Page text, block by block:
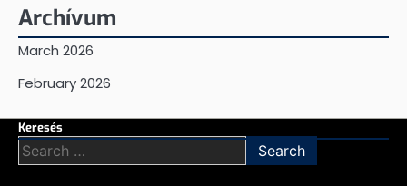
Archívum
March 2026
February 2026
Keresés
Search
for: